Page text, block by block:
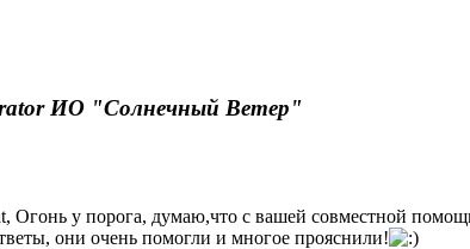
ИО "Солнечный Ветер"
Огонь у порога, думаю,что с вашей совместной
они очень помогли и многое прояснили!